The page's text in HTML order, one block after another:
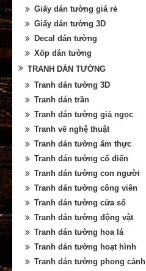
Giấy dán tường giá rẻ
Giấy dán tường 3D
Decal dán tường
Xốp dán tường
TRANH DÁN TƯỜNG
Tranh dán tường 3D
Tranh dán trần
Tranh dán tường giả ngọc
Tranh vẽ nghệ thuật
Tranh dán tường ẩm thực
Tranh dán tường cổ điển
Tranh dán tường con người
Tranh dán tường công viên
Tranh dán tường cửa sổ
Tranh dán tường động vật
Tranh dán tường hoa lá
Tranh dán tường hoạt hình
Tranh dán tường phong cảnh